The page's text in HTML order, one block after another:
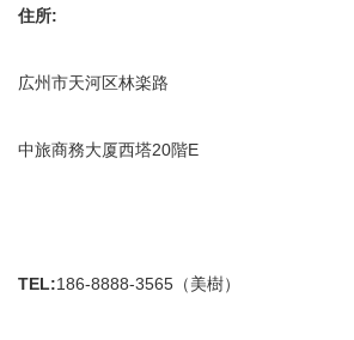
住所:
広州市天河区林楽路
中旅商務大厦西塔20階E
TEL:186-8888-3565（美樹）